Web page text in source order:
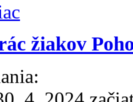
žiakov